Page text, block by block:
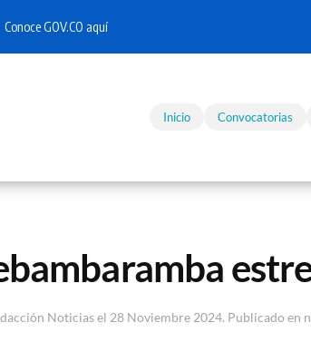
Conoce GOV.CO aquí
Inicio Convocatorias
Noticias el 28 Noviembre 2024. Publicado en